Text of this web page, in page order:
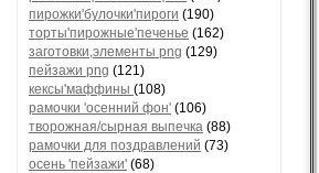
пирожки'булочки'пироги (190)
торты'пирожные'печенье (162)
заготовки,элементы png (129)
пейзажи png (121)
кексы'маффины (108)
рамочки 'осенний фон' (106)
творожная/сырная выпечка (88)
рамочки для поздравлений (73)
осень 'пейзажи' (68)